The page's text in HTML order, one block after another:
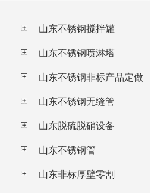
山东不锈钢搅拌罐
山东不锈钢喷淋塔
山东不锈钢非标产品定做
山东不锈钢无缝管
山东脱硫脱硝设备
山东不锈钢管
山东非标厚壁零割